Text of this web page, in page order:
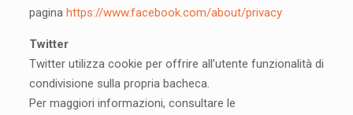
pagina https://www.facebook.com/about/privacy
Twitter
Twitter utilizza cookie per offrire all’utente funzionalità di
condivisione sulla propria bacheca.
Per maggiori informazioni, consultare le